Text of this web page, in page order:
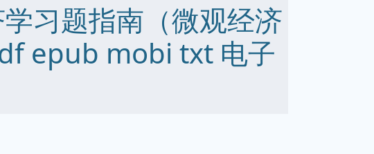
习题指南（微观经济
epub mobi txt 电子